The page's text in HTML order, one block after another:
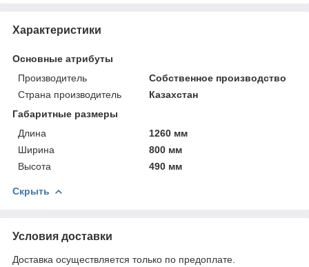
Характеристики
Основные атрибуты
Производитель
Собственное производство
Страна производитель
Казахстан
Габаритные размеры
Длина
1260 мм
Ширина
800 мм
Высота
490 мм
Скрыть
Условия доставки
Доставка осуществляется только по предоплате.